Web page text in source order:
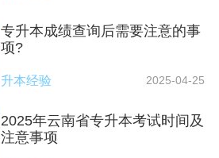
专升本成绩查询后需要注意的事
项?
升本经验 2025-04-25
2025年云南省专升本考试时间及
注意事项